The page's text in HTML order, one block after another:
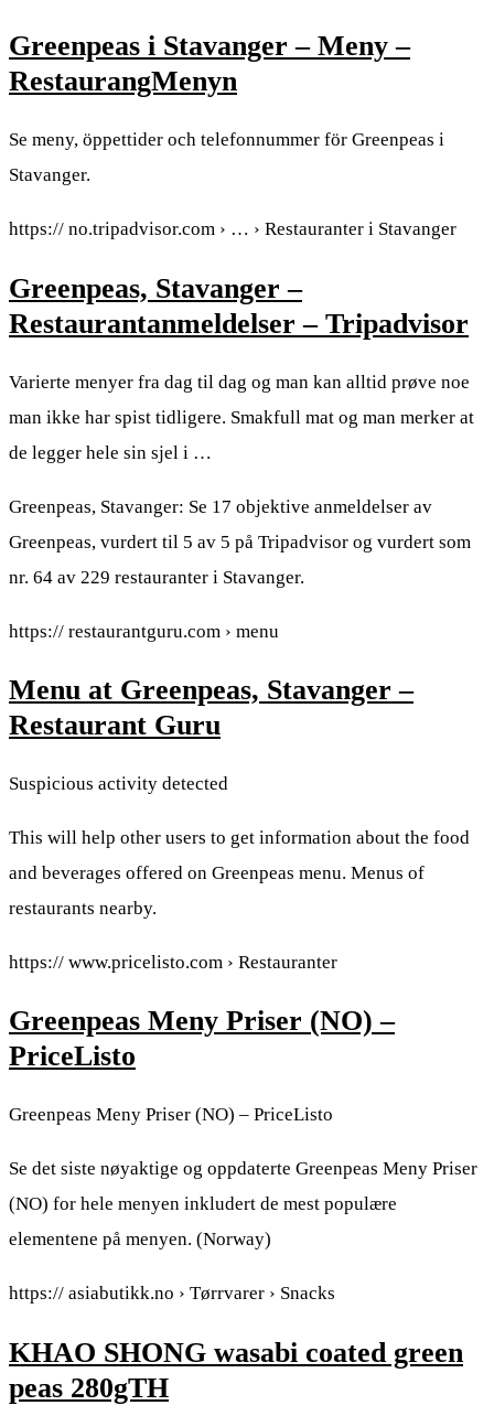
Greenpeas i Stavanger – Meny –
RestaurangMenyn
Se meny, öppettider och telefonnummer för Greenpeas i
Stavanger.
https:// no.tripadvisor.com › … › Restauranter i Stavanger
Greenpeas, Stavanger –
Restaurantanmeldelser – Tripadvisor
Varierte menyer fra dag til dag og man kan alltid prøve noe
man ikke har spist tidligere. Smakfull mat og man merker at
de legger hele sin sjel i …
Greenpeas, Stavanger: Se 17 objektive anmeldelser av
Greenpeas, vurdert til 5 av 5 på Tripadvisor og vurdert som
nr. 64 av 229 restauranter i Stavanger.
https:// restaurantguru.com › menu
Menu at Greenpeas, Stavanger –
Restaurant Guru
Suspicious activity detected
This will help other users to get information about the food
and beverages offered on Greenpeas menu. Menus of
restaurants nearby.
https:// www.pricelisto.com › Restauranter
Greenpeas Meny Priser (NO) –
PriceListo
Greenpeas Meny Priser (NO) – PriceListo
Se det siste nøyaktige og oppdaterte Greenpeas Meny Priser
(NO) for hele menyen inkludert de mest populære
elementene på menyen. (Norway)
https:// asiabutikk.no › Tørrvarer › Snacks
KHAO SHONG wasabi coated green
peas 280gTH